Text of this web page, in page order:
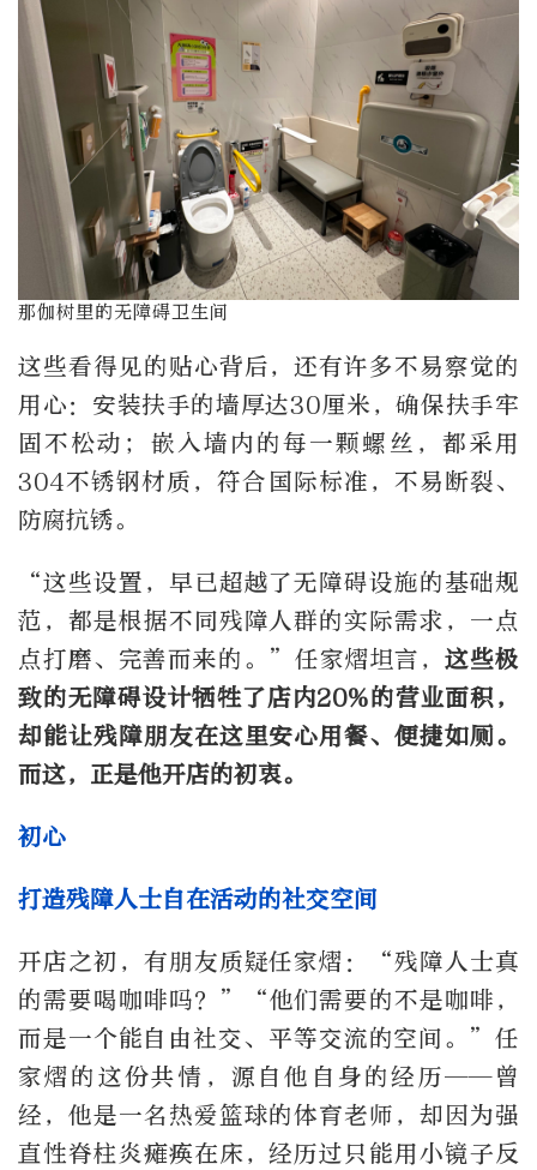
那伽树里的无障碍卫生间
这些看得见的贴心背后，还有许多不易察觉的
用心：安装扶手的墙厚达30厘米，确保扶手牢
固不松动；嵌入墙内的每一颗螺丝，都采用
304不锈钢材质，符合国际标准，不易断裂、
防腐抗锈。
“这些设置，早已超越了无障碍设施的基础规
范，都是根据不同残障人群的实际需求，一点
点打磨、完善而来的。”任家熠坦言，这些极
致的无障碍设计牺牲了店内20%的营业面积，
却能让残障朋友在这里安心用餐、便捷如厕。
而这，正是他开店的初衷。
初心
打造残障人士自在活动的社交空间
开店之初，有朋友质疑任家熠：“残障人士真
的需要喝咖啡吗？”“他们需要的不是咖啡，
而是一个能自由社交、平等交流的空间。”任
家熠的这份共情，源自他自身的经历——曾
经，他是一名热爱篮球的体育老师，却因为强
直性脊柱炎瘫痪在床，经历过只能用小镜子反